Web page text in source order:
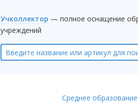
Учколлектор — полное оснащение
учреждений
Среднее образование